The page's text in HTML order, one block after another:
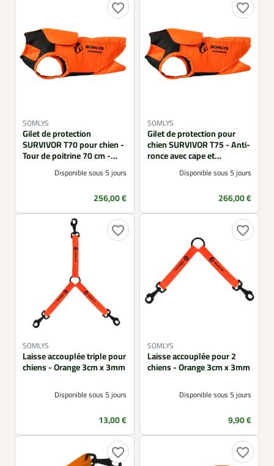
favorite_border
SOMLYS
Gilet de protection
SURVIVOR T70 pour chien -
Tour de poitrine 70 cm -
Orange anti-ronceDisponible sous 5 jours
Prix
256,00 €
favorite_border
SOMLYS
Gilet de protection pour
chien SURVIVOR T75 - Anti-
ronce avec cape et
adaptateur intégré
Disponible sous 5 jours
Prix
266,00 €
favorite_border
SOMLYS
Laisse accouplée triple pour
chiens - Orange 3cm x 3mm
Disponible sous 5 jours
Prix
13,00 €
favorite_border
SOMLYS
Laisse accouplée pour 2
chiens - Orange 3cm x 3mm
Disponible sous 5 jours
Prix
9,90 €
favorite_border favorite_border